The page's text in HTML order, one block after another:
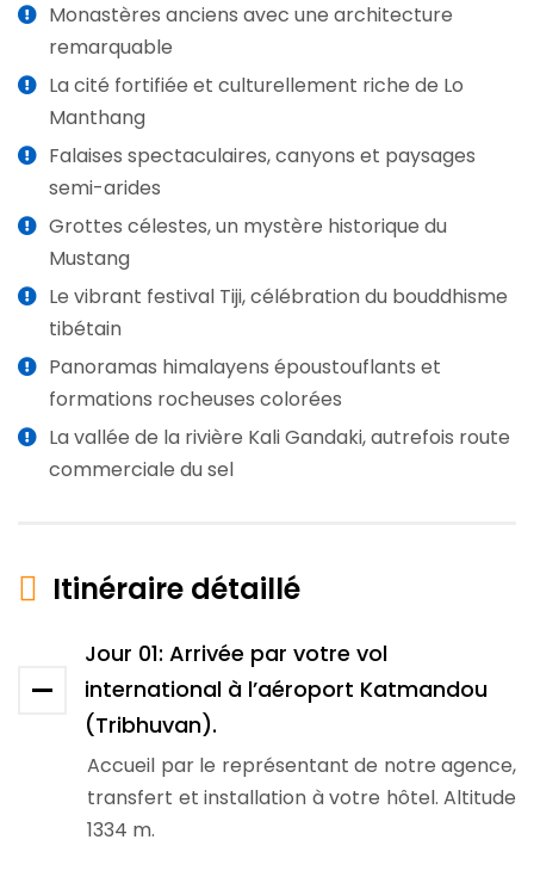
Monastères anciens avec une architecture
remarquable
La cité fortifiée et culturellement riche de Lo
Manthang
Falaises spectaculaires, canyons et paysages
semi-arides
Grottes célestes, un mystère historique du
Mustang
Le vibrant festival Tiji, célébration du bouddhisme
tibétain
Panoramas himalayens époustouflants et
formations rocheuses colorées
La vallée de la rivière Kali Gandaki, autrefois route
commerciale du sel
Itinéraire détaillé
Jour 01: Arrivée par votre vol
international à l’aéroport Katmandou
(Tribhuvan).
Accueil par le représentant de notre agence,
transfert et installation à votre hôtel. Altitude
1334 m.